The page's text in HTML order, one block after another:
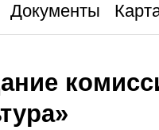
Документы